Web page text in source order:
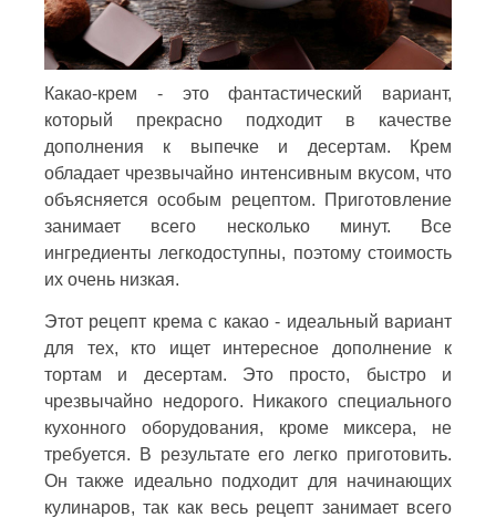
Какао-крем - это фантастический вариант,
который прекрасно подходит в качестве
дополнения к выпечке и десертам. Крем
обладает чрезвычайно интенсивным вкусом, что
объясняется особым рецептом. Приготовление
занимает всего несколько минут. Все
ингредиенты легкодоступны, поэтому стоимость
их очень низкая.
Этот рецепт крема с какао - идеальный вариант
для тех, кто ищет интересное дополнение к
тортам и десертам. Это просто, быстро и
чрезвычайно недорого. Никакого специального
кухонного оборудования, кроме миксера, не
требуется. В результате его легко приготовить.
Он также идеально подходит для начинающих
кулинаров, так как весь рецепт занимает всего